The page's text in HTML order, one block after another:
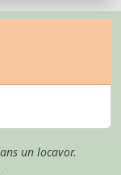
un locavor.